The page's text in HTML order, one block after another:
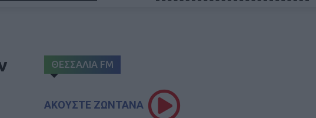
ΘΕΣΣΑΛΙΑ FM
ΑΚΟΥΣΤΕ ΖΩΝΤΑΝΑ